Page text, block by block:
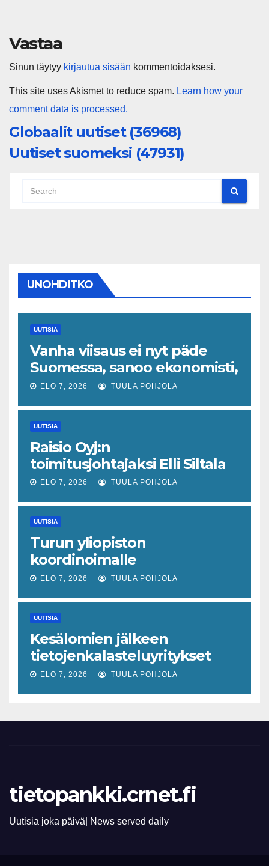
Vastaa
Sinun täytyy kirjautua sisään kommentoidaksesi.
This site uses Akismet to reduce spam. Learn how your
comment data is processed.
Globaalit uutiset (36968)
Uutiset suomeksi (47931)
UNOHDITKO
UUTISIA
Vanha viisaus ei nyt päde
Suomessa, sanoo ekonomisti,
joka odottaa työllisyyteen
piristymistä
ELO 7, 2026 TUULA POHJOLA
UUTISIA
Raisio Oyj:n
toimitusjohtajaksi Elli Siltala
ELO 7, 2026 TUULA POHJOLA
UUTISIA
Turun yliopiston
koordinoimalle
tohtoriverkostolle 4,4
tulevaisuuden virusuhkien
varhaiseen tunnistamiseen
ELO 7, 2026 TUULA POHJOLA
UUTISIA
Kesälomien jälkeen
tietojenkalasteluyritykset
lisääntyvät
ELO 7, 2026 TUULA POHJOLA
tietopankki.crnet.fi
Uutisia joka päivä| News served daily